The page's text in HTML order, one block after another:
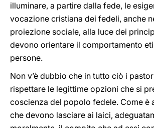
illuminare, a partire dalla fede, le
vocazione cristiana dei fedeli, anche
proiezione sociale, alla luce dei
devono orientare il comportamento
persone.
Non v’è dubbio che in tutto ciò i
rispettare le legittime opzioni che si
coscienza del popolo fedele. Come è
che devono lasciare ai laici,